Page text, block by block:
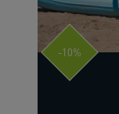
-10%